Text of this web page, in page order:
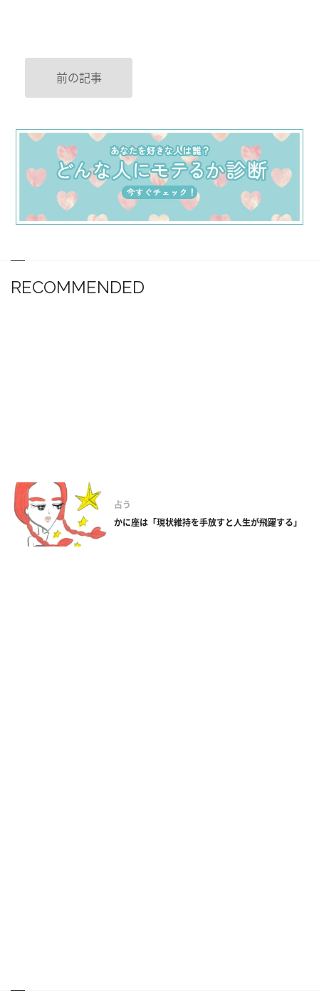
前の記事
RECOMMENDED
占う
かに座は「現状維持を手放すと人生が飛躍する」